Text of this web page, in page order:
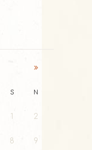
S N
2
8 9